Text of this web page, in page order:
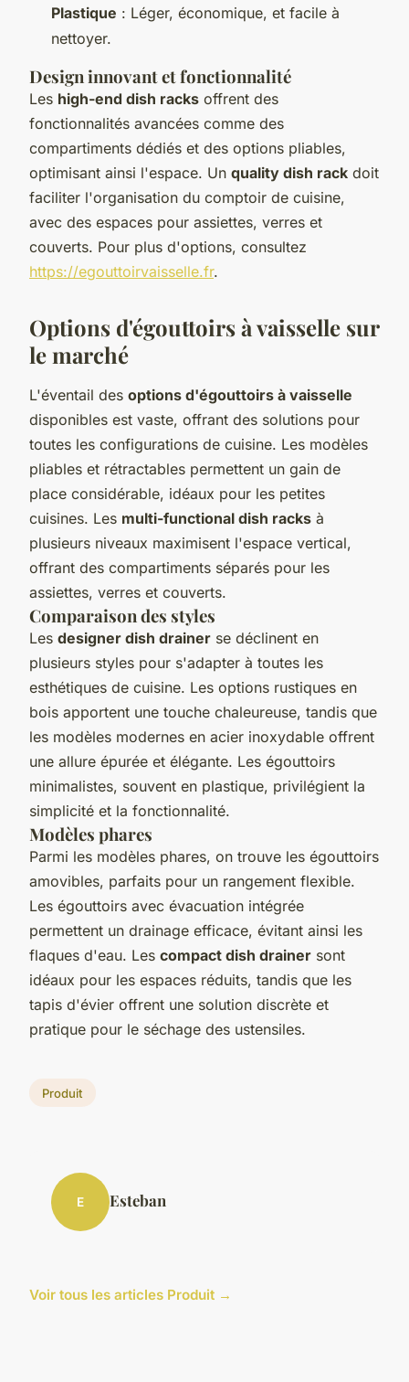
Plastique : Léger, économique, et facile à
nettoyer.
Design innovant et fonctionnalité
Les high-end dish racks offrent des
fonctionnalités avancées comme des
compartiments dédiés et des options pliables,
optimisant ainsi l'espace. Un quality dish rack doit
faciliter l'organisation du comptoir de cuisine,
avec des espaces pour assiettes, verres et
couverts. Pour plus d'options, consultez
https://egouttoirvaisselle.fr.
Options d'égouttoirs à vaisselle sur
le marché
L'éventail des options d'égouttoirs à vaisselle
disponibles est vaste, offrant des solutions pour
toutes les configurations de cuisine. Les modèles
pliables et rétractables permettent un gain de
place considérable, idéaux pour les petites
cuisines. Les multi-functional dish racks à
plusieurs niveaux maximisent l'espace vertical,
offrant des compartiments séparés pour les
assiettes, verres et couverts.
Comparaison des styles
Les designer dish drainer se déclinent en
plusieurs styles pour s'adapter à toutes les
esthétiques de cuisine. Les options rustiques en
bois apportent une touche chaleureuse, tandis que
les modèles modernes en acier inoxydable offrent
une allure épurée et élégante. Les égouttoirs
minimalistes, souvent en plastique, privilégient la
simplicité et la fonctionnalité.
Modèles phares
Parmi les modèles phares, on trouve les égouttoirs
amovibles, parfaits pour un rangement flexible.
Les égouttoirs avec évacuation intégrée
permettent un drainage efficace, évitant ainsi les
flaques d'eau. Les compact dish drainer sont
idéaux pour les espaces réduits, tandis que les
tapis d'évier offrent une solution discrète et
pratique pour le séchage des ustensiles.
Produit
E Esteban
Voir tous les articles Produit →